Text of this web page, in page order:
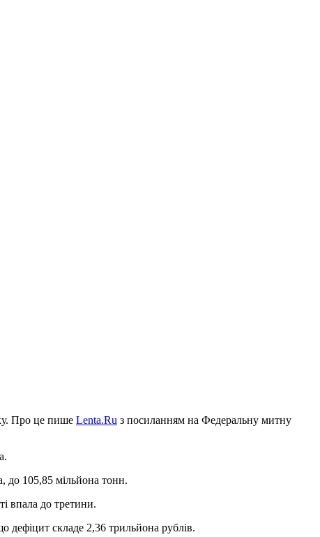
Про це пише Lenta.Ru з посиланням на Федеральну митну
до 105,85 мільйона тонн.
впала до третини.
дефіцит складе 2,36 трильйона рублів.